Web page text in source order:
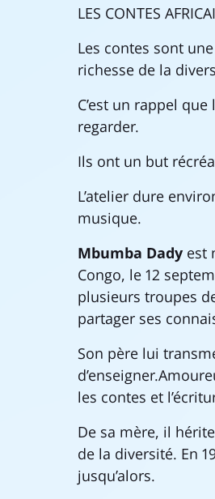
LES CONTES
Les contes sont
richesse de la
C’est un rappel
regarder.
Ils ont un but
L’atelier dure
musique.
Mbumba Dady est
Congo, le 12
plusieurs troupes
partager ses
Son père lui
les contes et
De sa mère, il
de la diversité. En
jusqu’alors.